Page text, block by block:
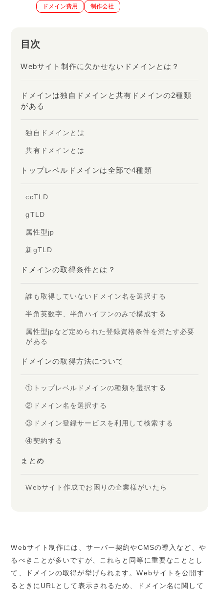
ドメイン費用
制作会社
目次
Webサイト制作に欠かせないドメインとは？
ドメインは独自ドメインと共有ドメインの2種類
がある
独自ドメインとは
共有ドメインとは
トップレベルドメインは全部で4種類
ccTLD
gTLD
属性型jp
新gTLD
ドメインの取得条件とは？
誰も取得していないドメイン名を選択する
半角英数字、半角ハイフンのみで構成する
属性型jpなど定められた登録資格条件を満たす必要
がある
ドメインの取得方法について
①トップレベルドメインの種類を選択する
②ドメイン名を選択する
③ドメイン登録サービスを利用して検索する
④契約する
まとめ
Webサイト作成でお困りの企業様がいたら
Webサイト制作には、サーバー契約やCMSの導入など、や
るべきことが多いですが、これらと同等に重要なこととし
て、ドメインの取得が挙げられます。Webサイトを公開す
るときにURLとして表示されるため、ドメイン名に関して